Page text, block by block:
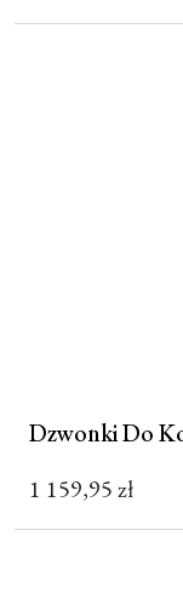
Dzwonki Do
1 159,95zł